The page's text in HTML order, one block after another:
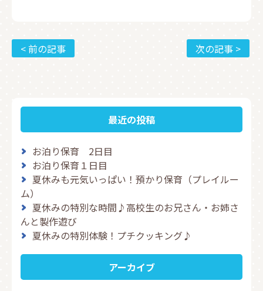
< 前の記事 次の記事 >
最近の投稿
お泊り保育 2日目
お泊り保育１日目
夏休みも元気いっぱい！預かり保育（プレイルー
ム）
夏休みの特別な時間♪高校生のお兄さん・お姉さ
んと製作遊び
夏休みの特別体験！プチクッキング♪
アーカイブ